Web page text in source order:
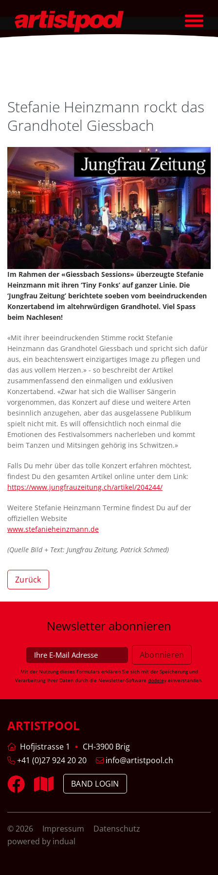
Stefanie Heinzmann rockt das
Grandhotel Giessbach
Im Rahmen der «Giessbach Sessions» überzeugte Stefanie
Heinzmann mit ihren ‘Tiny Fonks’ auf ganzer Linie. Die
‘Jungfrau Zeitung’ berichtete soeben vom beeindruckenden
Konzertabend im altehrwürdigen Grandhotel. Viel Spass
beim Nachlesen!
«Mit ihrer beeindruckenden Stimme rockt Stefanie
Heinzmann das Grandhotel Giessbach und spricht sich dafür
aus, ein beachtenswert einzigartiges Image zu pflegen und
das aus vollem Herzen.» - so beschreibt der Artikel
zusammenfassend den einmaligen und exklusiven
Konzertabend. «Zwar hat sich die Walliser Sängerin
vorgenommen, das Konzert auf diese und weitere Arten
besinnlich anzugehen, aber das ausgelassene Publikum
spielt nicht mit. Es will offensichtlich noch einmal die
Emotionen des Festivalsommers nacherleben und kommt
beim Tanzen und Mitsingen gehörig ins Schwitzen.»
Falls Du mehr über das tolle Konzert erfahren möchtest,
findest Du den gesamten Artikel online unter dem Link:
https://www.jungfrauzeitung.ch/artikel/204244/
Weitere Stefanie Heinzmann Termine findest Du auf der
offiziellen Website
www.stefanieheinzmann.de
(Quelle Bild + Text: Jungfrau Zeitung, Patrick Schmed)
Zurück
Newsletter abonnieren
Mit der Nutzung dieses Formulars erklären Sie sich mit der Speicherung und
Verarbeitung Ihrer Daten durch die Newsletter-Software dodeley einverstanden.
ARTISTPOOL
Hofjistrasse 1
CH-3900 Brig
+41 (0)27 924 20 20
info@artistpool.ch
BAND LOGIN
© 2026 Impressum
Datenschutz
powered by indual